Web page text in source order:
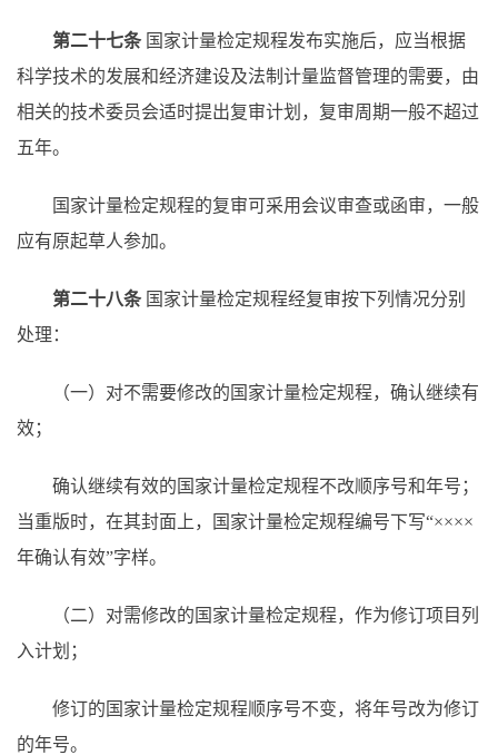
第二十七条 国家计量检定规程发布实施后，应当根据
科学技术的发展和经济建设及法制计量监督管理的需要，由
相关的技术委员会适时提出复审计划，复审周期一般不超过
五年。
国家计量检定规程的复审可采用会议审查或函审，一般
应有原起草人参加。
第二十八条 国家计量检定规程经复审按下列情况分别
处理：
（一）对不需要修改的国家计量检定规程，确认继续有
效；
确认继续有效的国家计量检定规程不改顺序号和年号；
当重版时，在其封面上，国家计量检定规程编号下写“××××
年确认有效”字样。
（二）对需修改的国家计量检定规程，作为修订项目列
入计划；
修订的国家计量检定规程顺序号不变，将年号改为修订
的年号。